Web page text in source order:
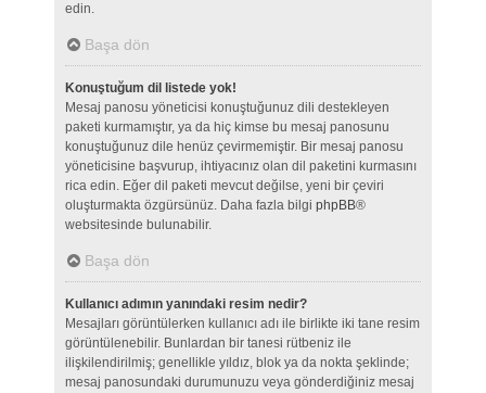
edin.
Başa dön
Konuştuğum dil listede yok!
Mesaj panosu yöneticisi konuştuğunuz dili destekleyen
paketi kurmamıştır, ya da hiç kimse bu mesaj panosunu
konuştuğunuz dile henüz çevirmemiştir. Bir mesaj panosu
yöneticisine başvurup, ihtiyacınız olan dil paketini kurmasını
rica edin. Eğer dil paketi mevcut değilse, yeni bir çeviri
oluşturmakta özgürsünüz. Daha fazla bilgi phpBB®
websitesinde bulunabilir.
Başa dön
Kullanıcı adımın yanındaki resim nedir?
Mesajları görüntülerken kullanıcı adı ile birlikte iki tane resim
görüntülenebilir. Bunlardan bir tanesi rütbeniz ile
ilişkilendirilmiş; genellikle yıldız, blok ya da nokta şeklinde;
mesaj panosundaki durumunuzu veya gönderdiğiniz mesaj